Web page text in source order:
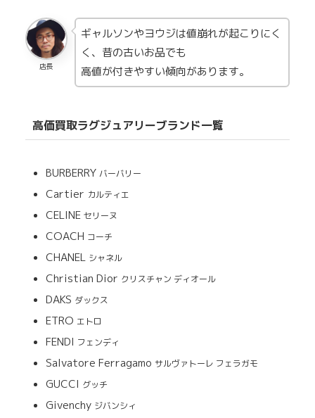
店長
ギャルソンやヨウジは値崩れが起こりにく
く、昔の古いお品でも
高値が付きやすい傾向があります。
高価買取ラグジュアリーブランド一覧
BURBERRY バーバリー
Cartier カルティエ
CELINE セリーヌ
COACH コーチ
CHANEL シャネル
Christian Dior クリスチャン ディオール
DAKS ダックス
ETRO エトロ
FENDI フェンディ
Salvatore Ferragamo サルヴァトーレ フェラガモ
GUCCI グッチ
Givenchy ジバンシィ